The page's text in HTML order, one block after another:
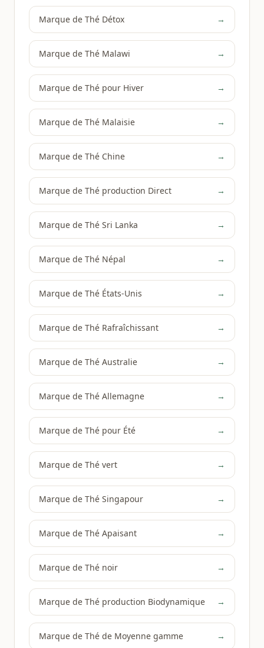
Marque de Thé Détox →
Marque de Thé Malawi →
Marque de Thé pour Hiver →
Marque de Thé Malaisie →
Marque de Thé Chine →
Marque de Thé production Direct →
Marque de Thé Sri Lanka →
Marque de Thé Népal →
Marque de Thé États-Unis →
Marque de Thé Rafraîchissant →
Marque de Thé Australie →
Marque de Thé Allemagne →
Marque de Thé pour Été →
Marque de Thé vert →
Marque de Thé Singapour →
Marque de Thé Apaisant →
Marque de Thé noir →
Marque de Thé production Biodynamique →
Marque de Thé de Moyenne gamme →